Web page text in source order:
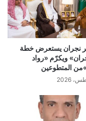
نجران يستعرض خطة
ويكرّم «رواد
المتطوعين